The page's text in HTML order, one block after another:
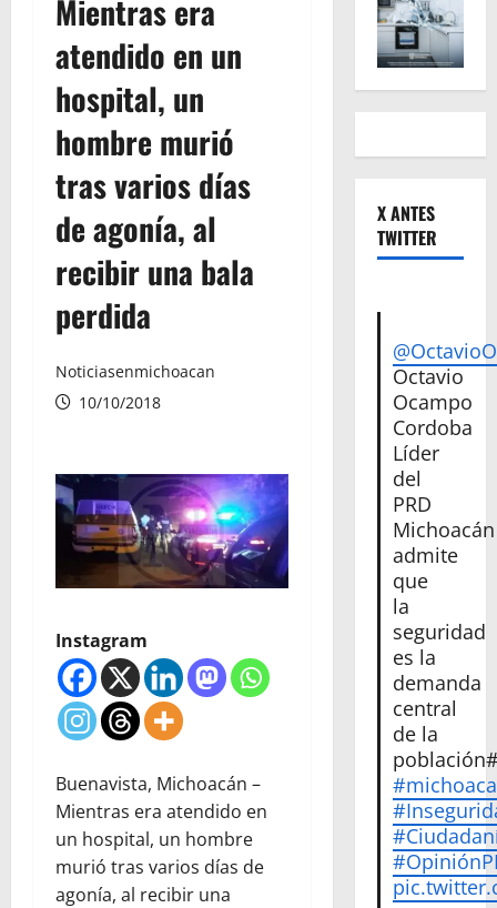
Mientras era
atendido en un
hospital, un
hombre murió
tras varios días
de agonía, al
recibir una bala
perdida
Noticiasenmichoacan
10/10/2018
Instagram
Buenavista, Michoacán –
Mientras era atendido en
un hospital, un hombre
murió tras varios días de
agonía, al recibir una
X ANTES
TWITTER
Octavio
Ocampo
Cordoba
Líder
del
PRD
Michoacán
admite
que
la
seguridad
es la
demanda
central
de la